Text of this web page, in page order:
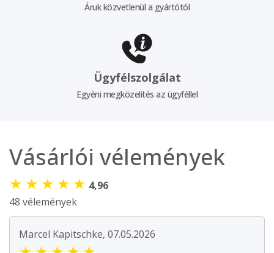
Áruk közvetlenül a gyártótól
Ügyfélszolgálat
Egyéni megközelítés az ügyféllel
Vásárlói vélemények
★ ★ ★ ★ ★ 4,96
48 vélemények
Marcel Kapitschke, 07.05.2026